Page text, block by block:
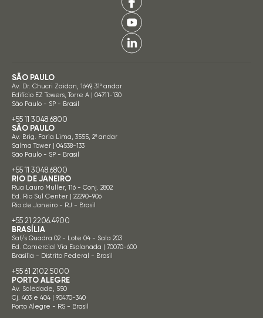
SÃO PAULO
Av. Dr. Chucri Zaidan, 1649, 31º andar
Edifício EZ Towers, Torre A | 04711-130
São Paulo - SP - Brasil
+55 11 3048.6800
SÃO PAULO
Av. Brig. Faria Lima, 3555, 2º andar
Salma Tower | 04538-133
São Paulo - SP - Brasil
+55 11 3048.6800
RIO DE JANEIRO
Rua Lauro Muller, 116 - Conj. 2802
Ed. Rio Sul Center | 22290-906
Rio de Janeiro - RJ - Brasil
+55 21 2206.4900
BRASÍLIA
Saf/s Quadra 02 - Lote 04 - Sala 203
Ed. Comercial Via Esplanada | 70070-600
Brasília - Distrito Federal - Brasil
+55 61 2102.5000
PORTO ALEGRE
Av. Soledade, 550
Cj. 403 e 404 | 90470-340
Porto Alegre - RS - Brasil